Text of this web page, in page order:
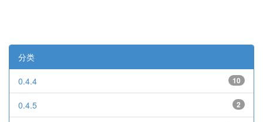
分类
10
0.4.4
2
0.4.5